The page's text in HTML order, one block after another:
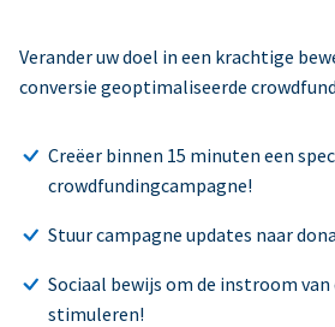
Verander uw doel in een krachtige
conversie geoptimaliseerde
Creëer binnen 15 minuten een
crowdfundingcampagne!
Stuur campagne updates naar
Sociaal bewijs om de instroom
stimuleren!